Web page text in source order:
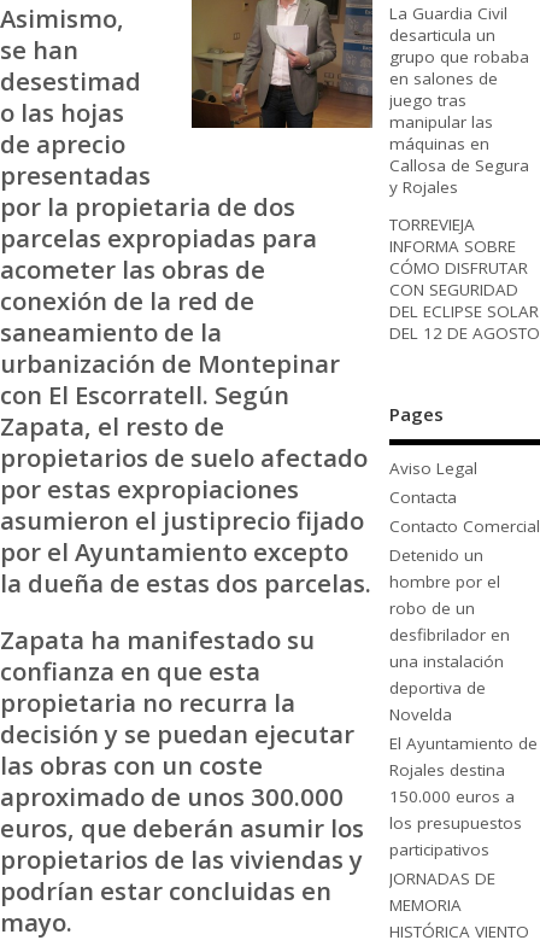
Asimismo,
se han
desestimad
o las hojas
de aprecio
presentadas
por la propietaria de dos
parcelas expropiadas para
acometer las obras de
conexión de la red de
saneamiento de la
urbanización de Montepinar
con El Escorratell. Según
Zapata, el resto de
propietarios de suelo afectado
por estas expropiaciones
asumieron el justiprecio fijado
por el Ayuntamiento excepto
la dueña de estas dos parcelas.
Zapata ha manifestado su
confianza en que esta
propietaria no recurra la
decisión y se puedan ejecutar
las obras con un coste
aproximado de unos 300.000
euros, que deberán asumir los
propietarios de las viviendas y
podrían estar concluidas en
mayo.
La Guardia Civil
desarticula un
grupo que robaba
en salones de
juego tras
manipular las
máquinas en
Callosa de Segura
y Rojales
TORREVIEJA
INFORMA SOBRE
CÓMO DISFRUTAR
CON SEGURIDAD
DEL ECLIPSE SOLAR
DEL 12 DE AGOSTO
Pages
Aviso Legal
Contacta
Contacto Comercial
Detenido un
hombre por el
robo de un
desfibrilador en
una instalación
deportiva de
Novelda
El Ayuntamiento de
Rojales destina
150.000 euros a
los presupuestos
participativos
JORNADAS DE
MEMORIA
HISTÓRICA VIENTO